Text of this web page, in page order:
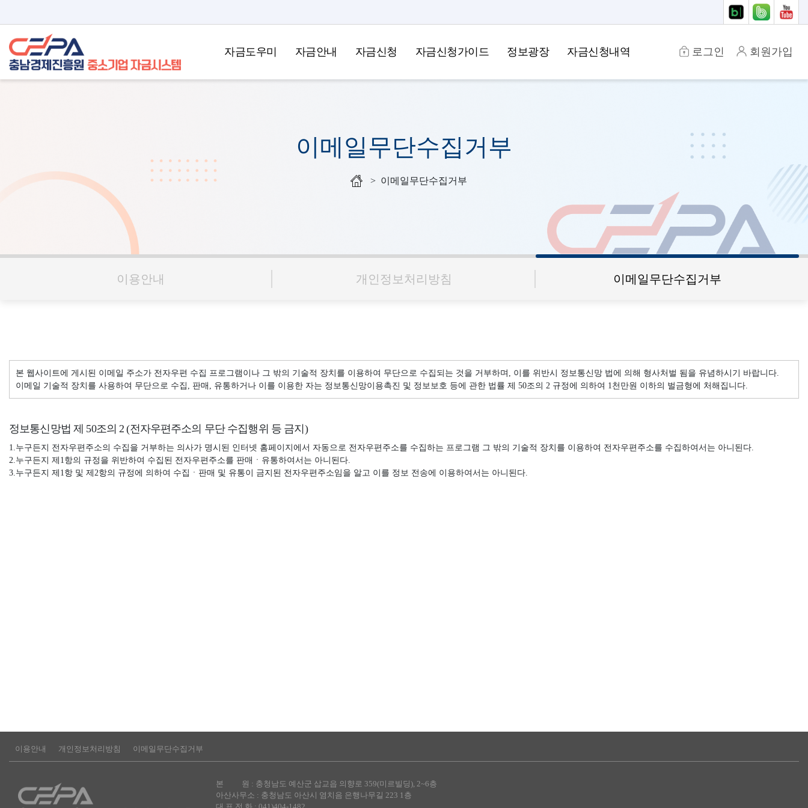
자금도우미 자금안내 자금신청 자금신청가이드 정보광장 자금신청내역 로그인 회원가입
이메일무단수집거부
이메일무단수집거부
이용안내 개인정보처리방침 이메일무단수집거부
본 웹사이트에 게시된 이메일 주소가 전자우편 수집 프로그램이나 그 밖의 기술적 장치를 이용하여 무단으로 수집되는 것을 거부하며, 이를 위반시 정보통신망 법에 의해 형사처벌 됨을 유념하시기 바랍니다.
이메일 기술적 장치를 사용하여 무단으로 수집, 판매, 유통하거나 이를 이용한 자는 정보통신망이용촉진 및 정보보호 등에 관한 법률 제 50조의 2 규정에 의하여 1천만원 이하의 벌금형에 처해집니다.
정보통신망법 제 50조의 2 (전자우편주소의 무단 수집행위 등 금지)
1.누구든지 전자우편주소의 수집을 거부하는 의사가 명시된 인터넷 홈페이지에서 자동으로 전자우편주소를 수집하는 프로그램 그 밖의 기술적 장치를 이용하여 전자우편주소를 수집하여서는 아니된다.
2.누구든지 제1항의 규정을 위반하여 수집된 전자우편주소를 판매ㆍ유통하여서는 아니된다.
3.누구든지 제1항 및 제2항의 규정에 의하여 수집ㆍ판매 및 유통이 금지된 전자우편주소임을 알고 이를 정보 전송에 이용하여서는 아니된다.
이용안내 개인정보처리방침 이메일무단수집거부
본 원 : 충청남도 예산군 삽교읍 의향로 359(미르빌딩), 2~6층
아산사무소 : 충청남도 아산시 염치음 은행나무길 223 1층